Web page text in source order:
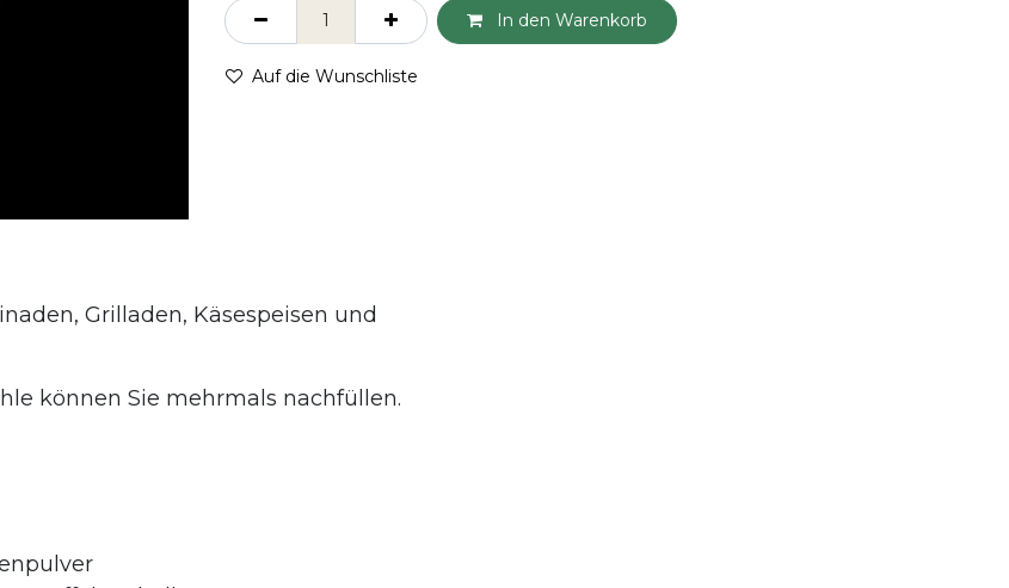
In den Warenkorb
Auf die Wunschliste
Grilladen, Käsespeisen und
können Sie mehrmals nachfüllen.